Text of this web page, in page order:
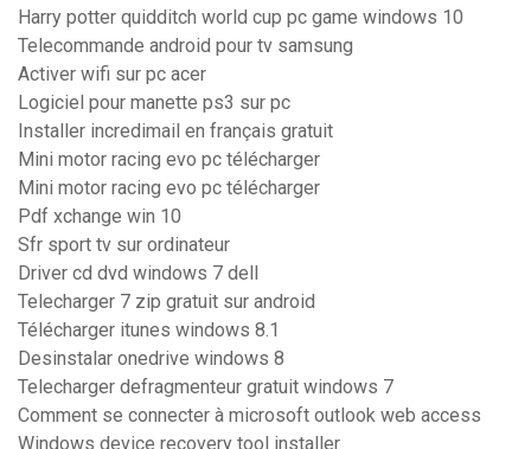
Harry potter quidditch world cup pc game windows 10
Telecommande android pour tv samsung
Activer wifi sur pc acer
Logiciel pour manette ps3 sur pc
Installer incredimail en français gratuit
Mini motor racing evo pc télécharger
Mini motor racing evo pc télécharger
Pdf xchange win 10
Sfr sport tv sur ordinateur
Driver cd dvd windows 7 dell
Telecharger 7 zip gratuit sur android
Télécharger itunes windows 8.1
Desinstalar onedrive windows 8
Telecharger defragmenteur gratuit windows 7
Comment se connecter à microsoft outlook web access
Windows device recovery tool installer